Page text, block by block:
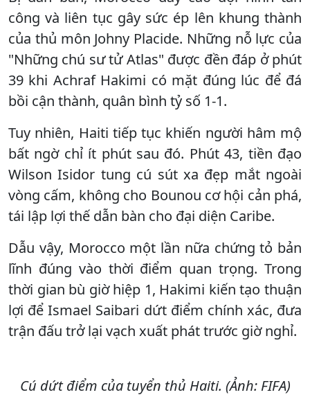
công và liên tục gây sức ép lên khung thành
của thủ môn Johny Placide. Những nỗ lực của
"Những chú sư tử Atlas" được đền đáp ở phút
39 khi Achraf Hakimi có mặt đúng lúc để đá
bồi cận thành, quân bình tỷ số 1-1.
Tuy nhiên, Haiti tiếp tục khiến người hâm mộ
bất ngờ chỉ ít phút sau đó. Phút 43, tiền đạo
Wilson Isidor tung cú sút xa đẹp mắt ngoài
vòng cấm, không cho Bounou cơ hội cản phá,
tái lập lợi thế dẫn bàn cho đại diện Caribe.
Dẫu vậy, Morocco một lần nữa chứng tỏ bản
lĩnh đúng vào thời điểm quan trọng. Trong
thời gian bù giờ hiệp 1, Hakimi kiến tạo thuận
lợi để Ismael Saibari dứt điểm chính xác, đưa
trận đấu trở lại vạch xuất phát trước giờ nghỉ.
Cú dứt điểm của tuyển thủ Haiti. (Ảnh: FIFA)